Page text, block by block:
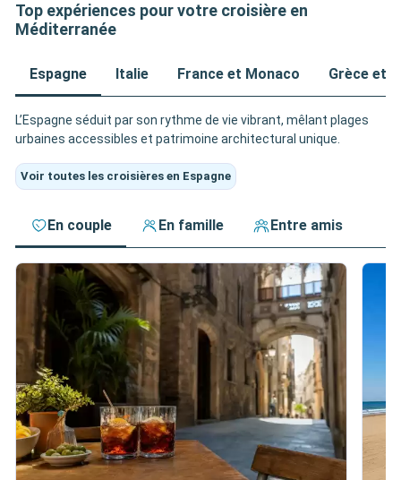
Top expériences pour votre croisière en
Méditerranée
Espagne Italie France et Monaco Grèce et
L’Espagne séduit par son rythme de vie vibrant, mêlant plages
urbaines accessibles et patrimoine architectural unique.
Voir toutes les croisières en Espagne
En couple En famille Entre amis